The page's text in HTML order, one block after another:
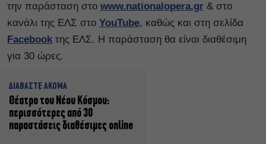
την παράσταση στο www.nationalopera.gr & στο
κανάλι της ΕΛΣ στο YouTube, καθώς και στη σελίδα
Facebook της ΕΛΣ. Η παράσταση θα είναι διαθέσιμη
για 30 ώρες.
ΔΙΑΒΑΣΤΕ ΑΚΟΜΑ
Θέατρο του Νέου Κόσμου:
περισσότερες από 30
παραστάσεις διαθέσιμες online